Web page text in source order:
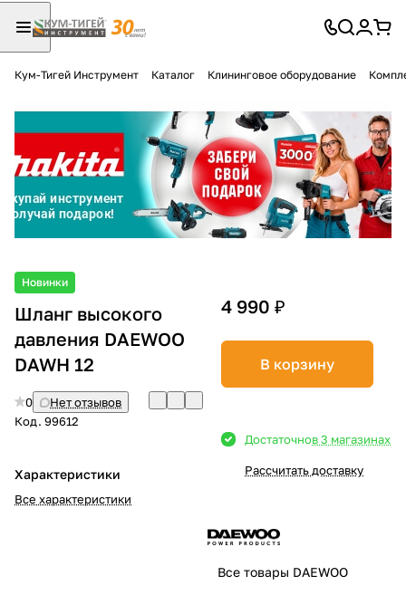
Кум-Тигей Инструмент Каталог Клининговое оборудование
Новинки
Шланг высокого
давления DAEWOO
DAWH 12
0
Нет отзывов
Код. 99612
Характеристики
Все характеристики
4 990 ₽
В корзину
Достаточнов 3 магазинах
Рассчитать доставку
Все товары DAEWOO
Разбейте
оплатуна части
без переплат
График платежей
Сегодня
% картой любого банка